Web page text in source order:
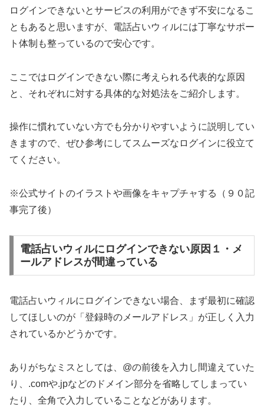
ログインできないとサービスの利用ができず不安になるこ
ともあると思いますが、電話占いウィルには丁寧なサポー
ト体制も整っているので安心です。
ここではログインできない際に考えられる代表的な原因
と、それぞれに対する具体的な対処法をご紹介します。
操作に慣れていない方でも分かりやすいように説明してい
きますので、ぜひ参考にしてスムーズなログインに役立て
てください。
※公式サイトのイラストや画像をキャプチャする（９０記
事完了後）
電話占いウィルにログインできない原因１・メ
ールアドレスが間違っている
電話占いウィルにログインできない場合、まず最初に確認
してほしいのが「登録時のメールアドレス」が正しく入力
されているかどうかです。
ありがちなミスとしては、@の前後を入力し間違えていた
り、.comや.jpなどのドメイン部分を省略してしまってい
たり、全角で入力していることなどがあります。